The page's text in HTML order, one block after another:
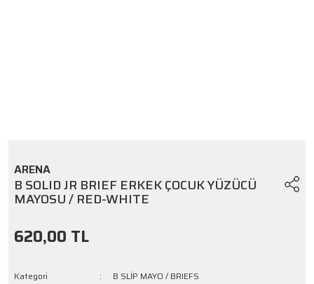
ARENA
B SOLID JR BRIEF ERKEK ÇOCUK YÜZÜCÜ
MAYOSU / RED-WHITE
620,00 TL
Kategori
B SLİP MAYO / BRIEFS